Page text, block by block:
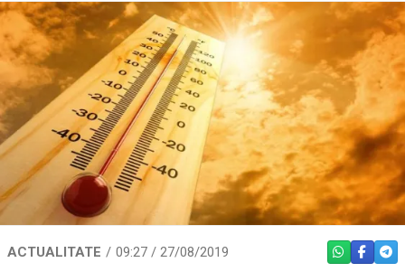
ACTUALITATE 09:27 / 27/08/2019 WHATSAPP